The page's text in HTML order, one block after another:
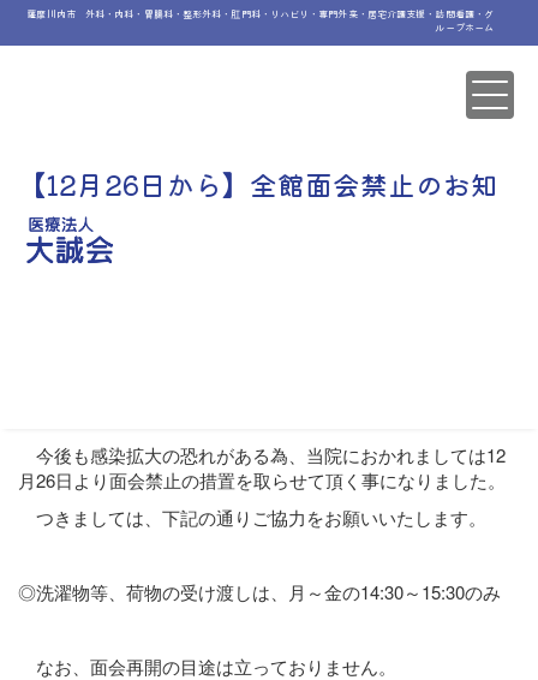
薩摩川内市 外科・内科・胃腸科・整形外科・肛門科・リハビリ・専門外来・居宅介護支援・訪問看護・グ
ループホーム
【12月26日から】全館面会禁止のお知
らせ
今後も感染拡大の恐れがある為、当院におかれましては12
月26日より面会禁止の措置を取らせて頂く事になりました。
つきましては、下記の通りご協力をお願いいたします。
◎洗濯物等、荷物の受け渡しは、月～金の14:30～15:30のみ
なお、面会再開の目途は立っておりません。